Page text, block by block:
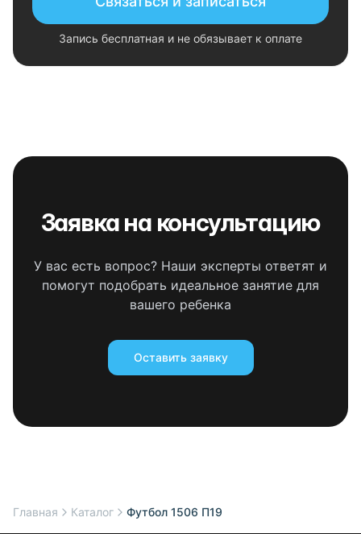
Запись бесплатная и не обязывает к оплате
Заявка на консультацию
У вас есть вопрос? Наши эксперты ответят и
помогут подобрать идеальное занятие для
вашего ребенка
Оставить заявку
Главная Каталог Футбол 1506 П19